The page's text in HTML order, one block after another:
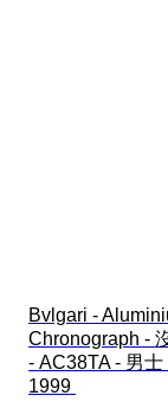
Bvlgari -
Chronograph -
- AC38TA - 男士
1999